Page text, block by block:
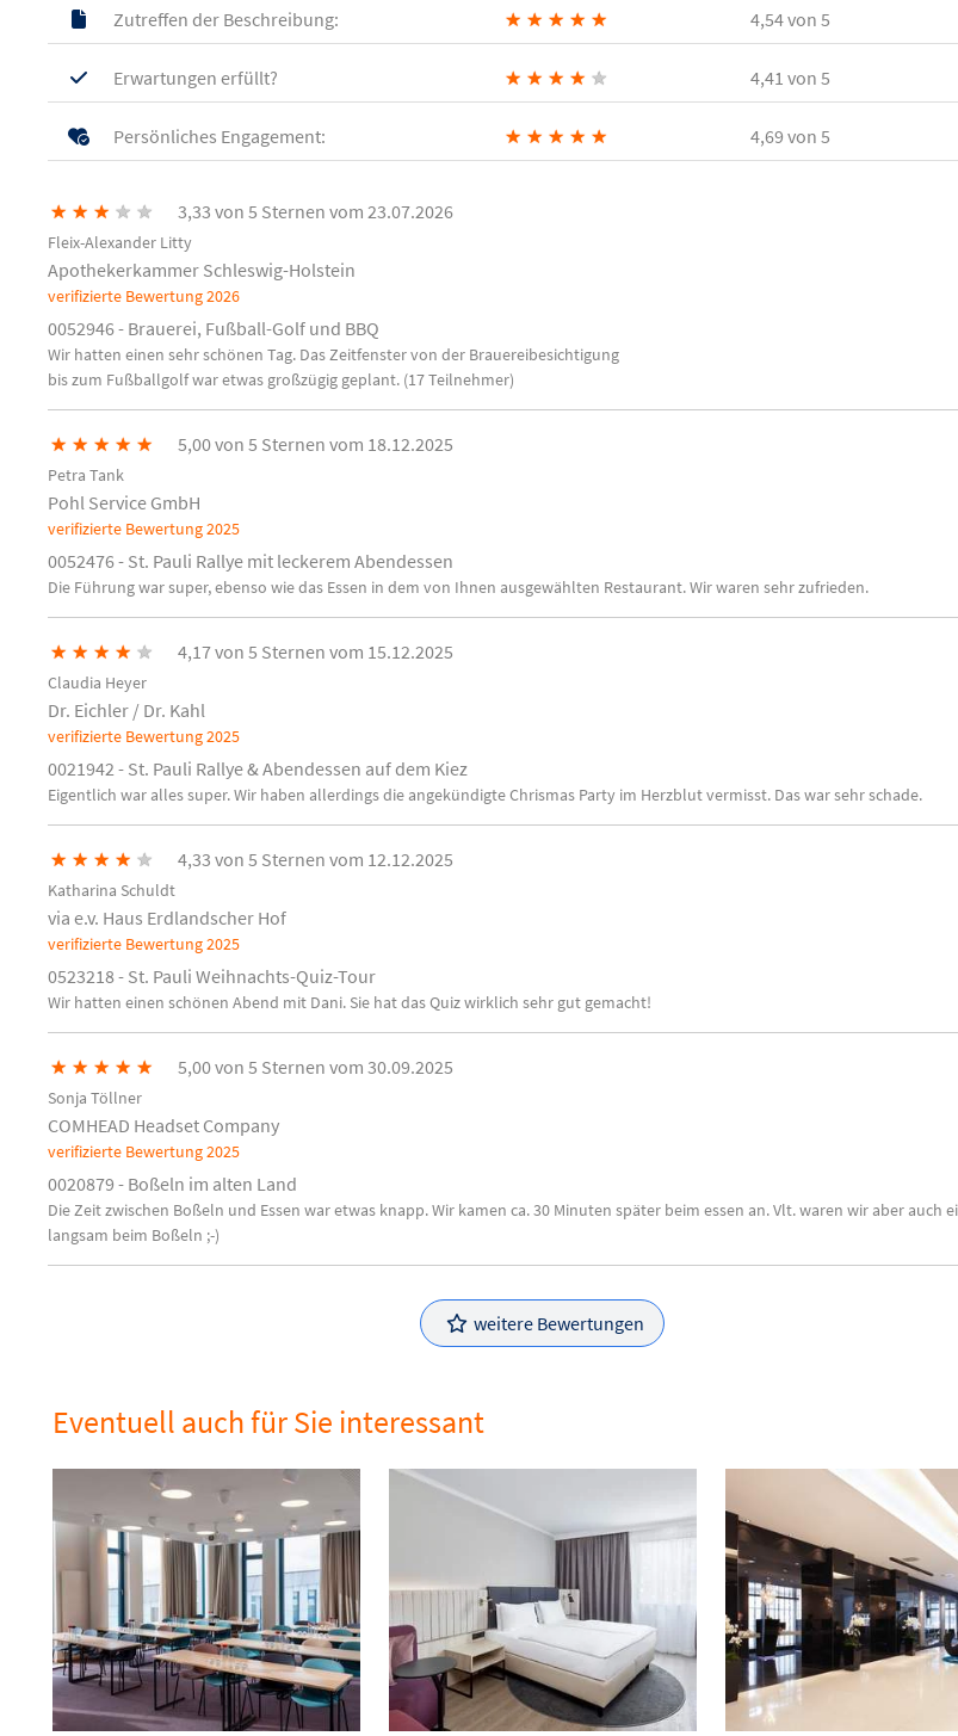
Zutreffen der Beschreibung: ★ ★ ★ ★ ★ 4,54von 5
Erwartungen erfüllt? ★ ★ ★ ★ ★ 4,41 von 5
Persönliches Engagement: ★ ★ ★ ★ ★ 4,69 von 5
★ ★ ★ ★ ★ 3,33 von 5 Sternen vom 23.07.2026
Fleix-Alexander Litty
Apothekerkammer Schleswig-Holstein
verifizierte Bewertung2026
0052946 - Brauerei, Fußball-Golf und BBQ
Wir hatten einen sehr schönen Tag. Das Zeitfenster von der Brauereibesichtigung
bis zum Fußballgolf war etwas großzügig geplant. (17 Teilnehmer)
★ ★ ★ ★ ★ 5,00 von 5 Sternen vom 18.12.2025
Petra Tank
Pohl Service GmbH
verifizierte Bewertung2025
0052476 - St. Pauli Rallye mit leckerem Abendessen
Die Führung war super, ebenso wie das Essen in dem von Ihnen ausgewählten Restaurant. Wir waren sehr zufrieden.
★ ★ ★ ★ ★ 4,17 von 5 Sternen vom 15.12.2025
Claudia Heyer
Dr. Eichler / Dr. Kahl
verifizierte Bewertung2025
0021942 - St. Pauli Rallye & Abendessen auf dem Kiez
Eigentlich war alles super. Wir haben allerdings die angekündigte Chrismas Party im Herzblut vermisst. Das war sehr schade.
★ ★ ★ ★ ★ 4,33 von 5 Sternen vom 12.12.2025
Katharina Schuldt
via e.v. Haus Erdlandscher Hof
verifizierte Bewertung2025
0523218 - St. Pauli Weihnachts-Quiz-Tour
Wir hatten einen schönen Abend mit Dani. Sie hat das Quiz wirklich sehr gut gemacht!
★ ★ ★ ★ ★ 5,00 von 5 Sternen vom 30.09.2025
Sonja Töllner
COMHEAD Headset Company
verifizierte Bewertung2025
0020879 - Boßeln im alten Land
Die Zeit zwischen Boßeln und Essen war etwas knapp. Wir kamen ca. 30 Minuten später beim essen an. Vlt. waren wir aber auch
langsam beim Boßeln ;-)
weitere Bewertungen
Eventuell auch für Sie interessant